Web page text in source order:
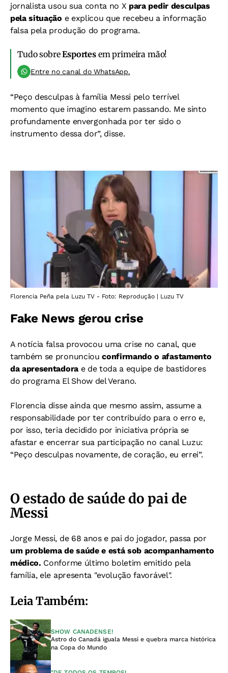
jornalista usou sua conta no X para pedir desculpas
pela situação e explicou que recebeu a informação
falsa pela produção do programa.
Tudo sobreEsportesem primeira mão!
Entre no canal do WhatsApp.
“Peço desculpas à família Messi pelo terrível
momento que imagino estarem passando. Me sinto
profundamente envergonhada por ter sido o
instrumento dessa dor”, disse.
Florencia Peña pela Luzu TV - Foto: Reprodução | Luzu TV
Fake News gerou crise
A notícia falsa provocou uma crise no canal, que
também se pronunciouconfirmando o afastamento
da apresentadora e de toda a equipe de bastidores
do programa El Show del Verano.
Florencia disse ainda que mesmo assim, assume a
responsabilidade por ter contribuído para o erro e,
por isso, teria decidido por iniciativa própria se
afastar e encerrar sua participação no canal Luzu:
“Peço desculpas novamente, de coração, eu errei”.
O estado de saúde do pai de
Messi
Jorge Messi, de 68 anos e pai do jogador, passa por
um problema de saúde e está sob acompanhamento
médico. Conforme último boletim emitido pela
família, ele apresenta "evolução favorável".
Leia Também:
SHOW CANADENSE!
Astro do Canadá iguala Messi e quebra marca histórica
na Copa do Mundo